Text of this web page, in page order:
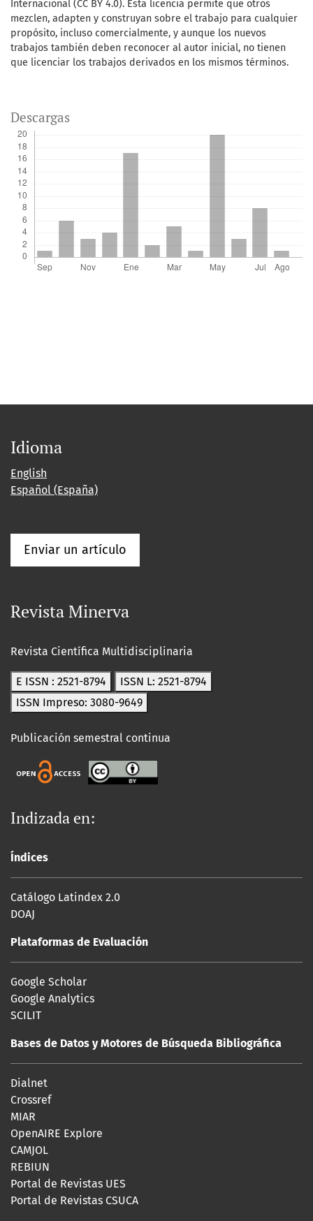
Internacional (CC BY 4.0). Esta licencia permite que otros
mezclen, adapten y construyan sobre el trabajo para cualquier
propósito, incluso comercialmente, y aunque los nuevos
trabajos también deben reconocer al autor inicial, no tienen
que licenciar los trabajos derivados en los mismos términos.
Descargas
Idioma
English
Español (España)
Enviar un artículo
Revista Minerva
Revista Científica Multidisciplinaria
E ISSN : 2521-8794
ISSN L: 2521-8794
ISSN Impreso: 3080-9649
Publicación semestral continua
Indizada en:
Índices
Catálogo Latindex 2.0
DOAJ
Plataformas de Evaluación
Google Scholar
Google Analytics
SCILIT
Bases de Datos y Motores de Búsqueda Bibliográfica
Dialnet
Crossref
MIAR
OpenAIRE Explore
CAMJOL
REBIUN
Portal de Revistas UES
Portal de Revistas CSUCA